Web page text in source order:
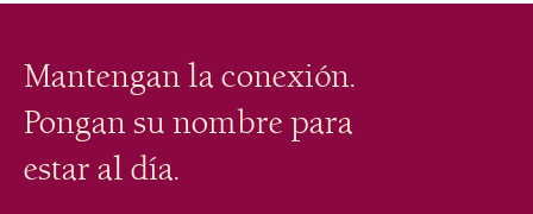
Mantengan la conexión.
Pongan su nombre para
estar al día.